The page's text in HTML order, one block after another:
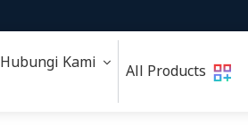
Hubungi Kami All Products